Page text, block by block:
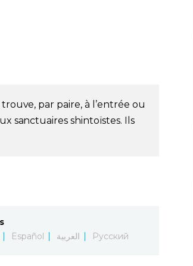
par paire, à l’entrée ou
sanctuaires shintoïstes. Ils
Español العربية Русский